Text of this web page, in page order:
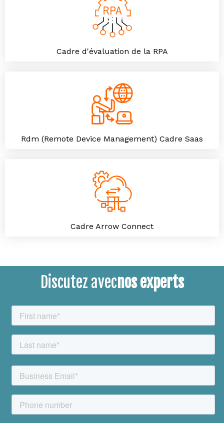
Cadre d'évaluation de la RPA
Rdm (Remote Device Management) Cadre Saas
Cadre Arrow Connect
Discutez avecnos experts